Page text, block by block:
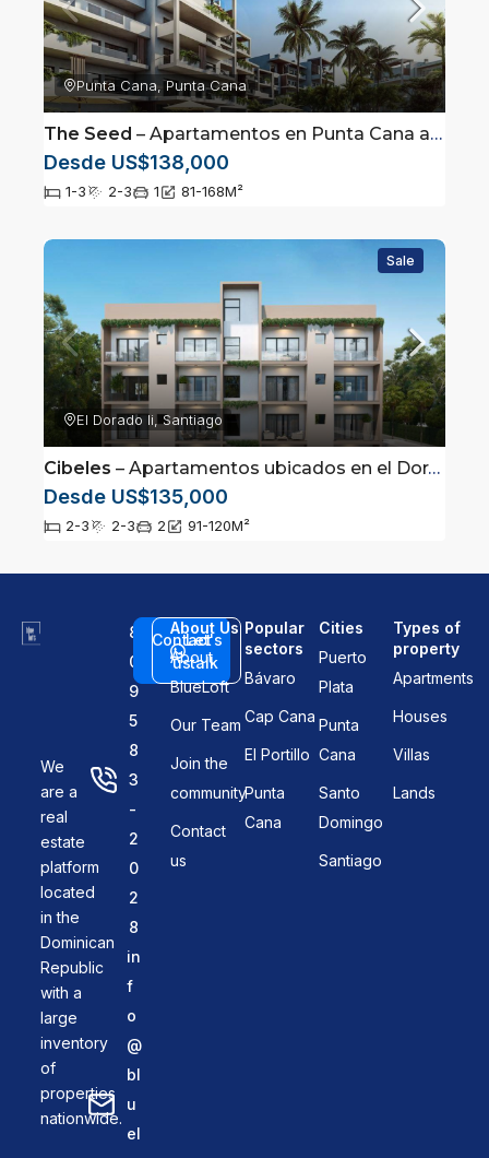
Punta Cana, Punta Cana
The Seed – Apartamentos en Punta Cana a pasos de Coco Bongo
Desde US$138,000
1-3 2-3 1 81-168M²
Sale
El Dorado Ii, Santiago
Cibeles – Apartamentos ubicados en el Dorado 2, Santiago de los Caballeros
Desde US$135,000
2-3 2-3 2 91-120M²
We
are a
real
estate
platform
located
in the
Dominican
Republic
with a
large
inventory
of
properties
nationwide.
8
0
9
5
8
3
-
2
0
2
8
in
f
o
@
bl
u
el
Contact
us
Let's
talk
About Us
About
BlueLoft
Our Team
Join the
community
Contact
us
Popular
sectors
Bávaro
Cap Cana
El Portillo
Punta
Cana
Cities
Puerto
Plata
Punta
Cana
Santo
Domingo
Santiago
Types of
property
Apartments
Houses
Villas
Lands